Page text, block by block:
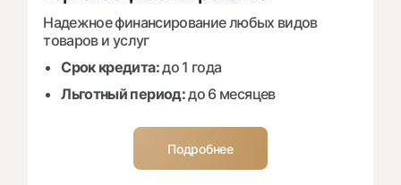
Надежное финансирование любых видов
товаров и услуг
Срок кредита:до 1 года
Льготный период:до 6 месяцев
Подробнее